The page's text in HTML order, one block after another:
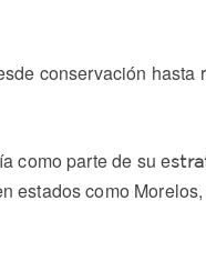
conservación hasta
como parte de su e
estados como